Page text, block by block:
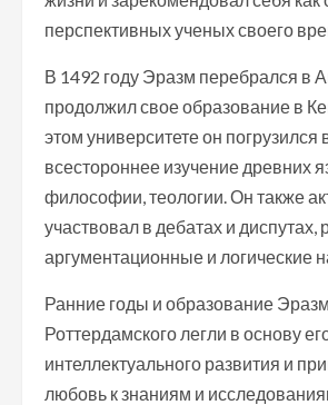
перспективных ученых своего
В 1492 году Эразм перебрался в
продолжил свое образование в
этом университете он погрузился
всестороннее изучение древних
философии, теологии. Он также
участвовал в дебатах и диспутах,
аргументационные и логические
Ранние годы и образование
Роттердамского легли в основу
интеллектуального развития и
любовь к знаниям и